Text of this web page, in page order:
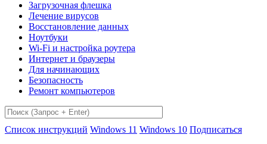
Загрузочная флешка
Лечение вирусов
Восстановление данных
Ноутбуки
Wi-Fi и настройка роутера
Интернет и браузеры
Для начинающих
Безопасность
Ремонт компьютеров
Список инструкций Windows 11 Windows 10 Подписаться